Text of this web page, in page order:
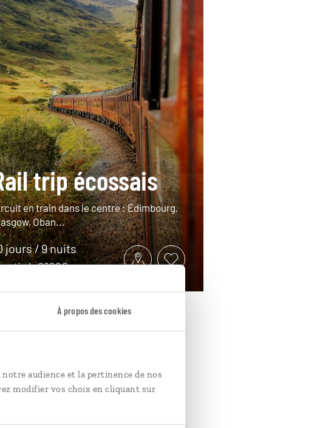
À propos des cookies
audience et la pertinence de nos
modifier vos choix en cliquant sur
trip écossais
en train dans le centre : Édimbourg,
Oban...
jours / 9 nuits
de 2200€